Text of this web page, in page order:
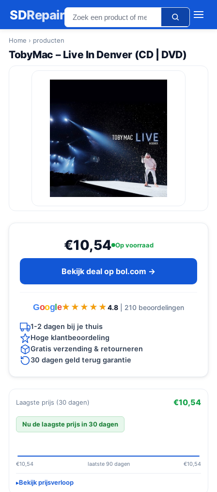
SDRepair
Home › producten
TobyMac – Live In Denver (CD | DVD)
€10,54 Op voorraad
Bekijk deal op bol.com →
Goog e★★★★★
★★★★★ 4.8 | 210 beoordelingen
1-2 dagen bij je thuis
Hoge klantbeoordeling
Gratis verzending & retourneren
30 dagen geld terug garantie
Laagste prijs (30 dagen) €10,54
Nu de laagste prijs in 30 dagen
€10,54 laatste 90 dagen €10,54
Bekijk prijsverloop